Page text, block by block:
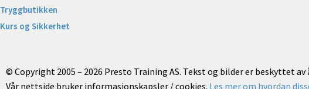
Tryggbutikken
Kurs og Sikkerhet
© Copyright 2005 – 2026 Presto Training AS. Tekst og bilder er beskyttet av
Vår nettside bruker informasjonskapsler / cookies. Les mer om hvordan